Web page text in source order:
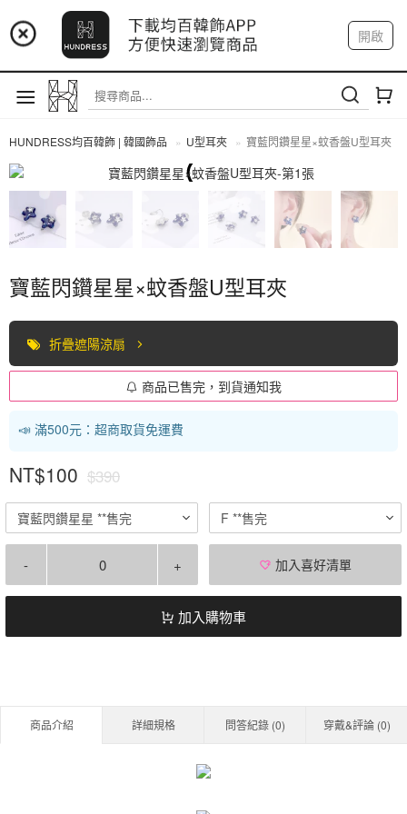
📢 市集預告：9/4-9/6 淡水捷運站
📢 市集預告：9/12-9/13 八里海巡基地
📢 市集預告：8/22-8/23 桃園青埔置地廣場
開啟
註冊 我的帳戶
HUNDRESS均百韓飾 | 韓國飾品 U型耳夾 寶藍閃鑽星星×蚊香盤U型耳夾
寶藍閃鑽星星×蚊香盤U型耳夾
折疊遮陽涼扇
商品已售完，到貨通知我
📣 滿500元：超商取貨免運費
NT$100 $390
寶藍閃鑽星星 **售完 F **售完
- + 加入喜好清單
加入購物車
商品介紹 詳細規格 問答紀錄 (0) 穿戴&評論 (0)